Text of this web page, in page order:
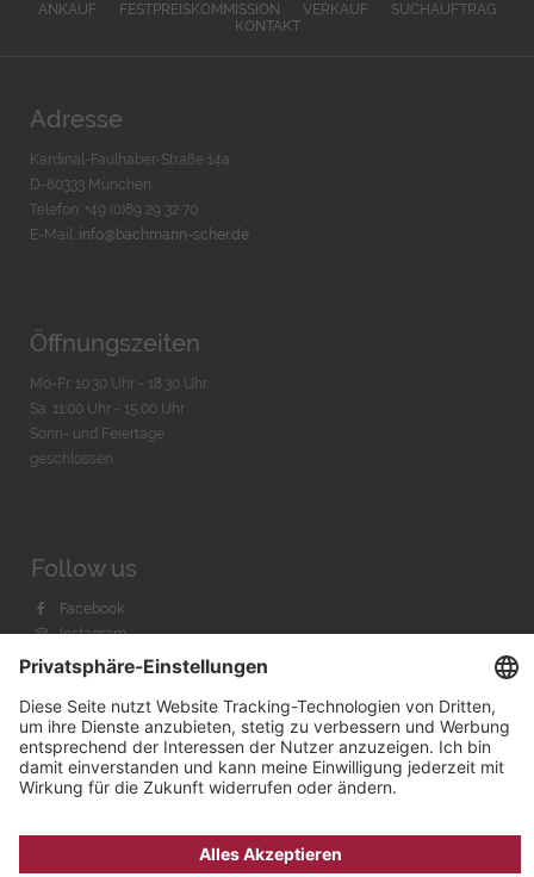
ANKAUF FESTPREISKOMMISSION VERKAUF
SUCHAUFTRAG
KONTAKT
Adresse
Kardinal-Faulhaber-Straße 14a
D-80333 München
Telefon: +49 (0)89 29 32 70
E-Mail: info@bachmann-scher.de
Öffnungszeiten
Mo-Fr. 10:30 Uhr - 18:30 Uhr
Sa. 11:00 Uhr - 15.00 Uhr
Sonn- und Feiertage
geschlossen
Follow us
Facebook
Instagram
Youtube
© 2026 byBachmann & Scher GmbH / Watchandco GmbH